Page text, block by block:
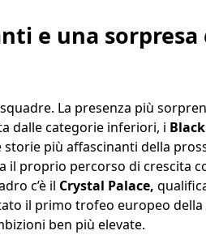
e una sorpresa
La presenza più
dalle categorie inferiori, i
più affascinanti della
il proprio percorso di crescita
c’è il Crystal Palace,
il primo trofeo europeo
ben più elevate.